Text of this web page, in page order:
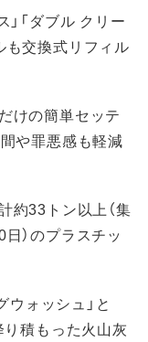
「ダブル クリー
も交換式リフィル
けの簡単セッテ
や罪悪感も軽減
約33トン以上（集
）のプラスチッ
ォッシュ」と
り積もった火山灰